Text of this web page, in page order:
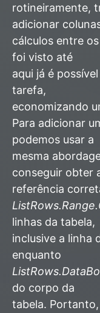
rotineiramente,
adicionar
cálculos entre
foi visto até
aqui já é
tarefa,
economizando
Para adicionar
podemos usar a
mesma
conseguir obter
referência
linhas da tabela,
inclusive a linha
enquanto
do corpo da
tabela.